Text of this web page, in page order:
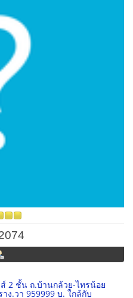
2 ชั้น ถ.บ้านกล้วย-ไทรน้อย
ง.วา 959999 บ. ใกล้กับ